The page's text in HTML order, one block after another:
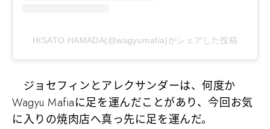
HISATO HAMADA(@wagyumafia)がシェアした投稿
ジョセフィンとアレクサンダーは、何度か
Wagyu Mafiaに足を運んだことがあり、今回お気
に入りの焼肉店へ真っ先に足を運んだ。